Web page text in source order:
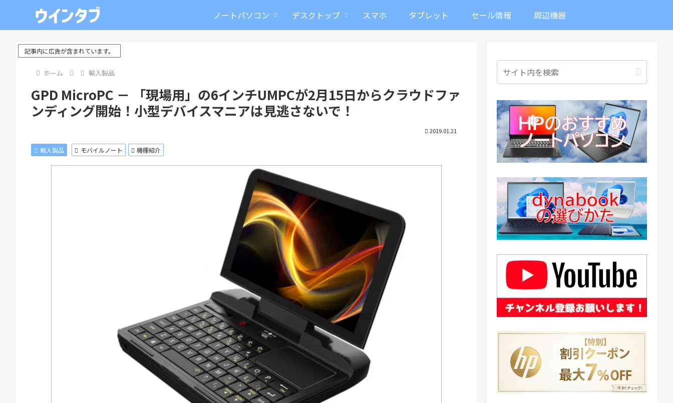
ノートパソコン デスクトップ スマホ タブレット セール情報 周辺機器
記事内に広告が含まれています。
ホーム 輸入製品
GPD MicroPC － 「現場用」の6インチUMPCが2月15日からクラウドファ
ンディング開始！小型デバイスマニアは見逃さないで！
2019.01.21
輸入製品 モバイルノート 機種紹介